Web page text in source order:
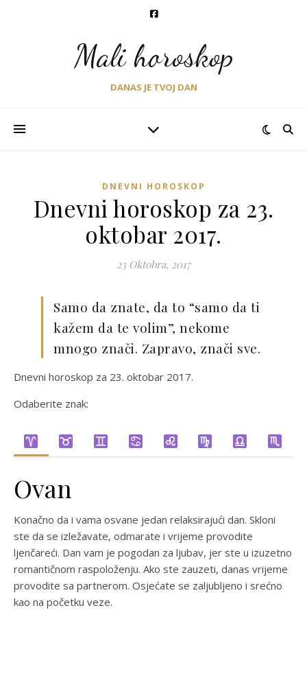
Mali horoskop
DANAS JE TVOJ DAN
DNEVNI HOROSKOP
Dnevni horoskop za 23.
oktobar 2017.
23 Oktobra, 2017
Samo da znate, da to “samo da ti
kažem da te volim”, nekome
mnogo znači. Zapravo, znači sve.
Dnevni horoskop za 23. oktobar 2017.
Odaberite znak:
Ovan
Konačno da i vama osvane jedan relaksirajući dan. Skloni
ste da se izležavate, odmarate i vrijeme provodite
ljenčareći. Dan vam je pogodan za ljubav, jer ste u izuzetno
romantičnom raspoloženju. Ako ste zauzeti, danas vrijeme
provodite sa partnerom. Osjećate se zaljubljeno i srećno
kao na početku veze.